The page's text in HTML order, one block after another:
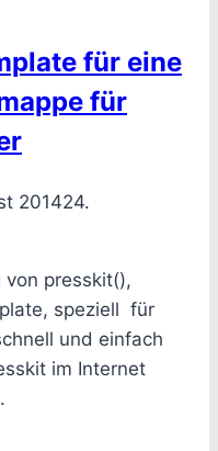
für eine
für
201424.
von presskit(),
speziell für
und einfach
im Internet